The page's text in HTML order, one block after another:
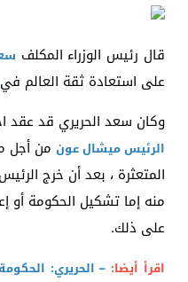
قال رئيس الوزراء المكلف
على استعادة ثقة العالم في
وكان سعد الحريري قد عقد
الرئيس ميشال عون من أجل
المتعثرة ، بعد أن خرج
منه إما تشكيل الحكومة أو
على ذلك.
اقرأ أيضا: